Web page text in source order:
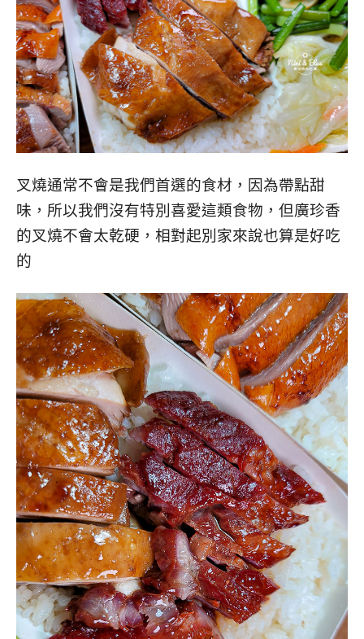
叉燒通常不會是我們首選的食材，因為帶點甜
味，所以我們沒有特別喜愛這類食物，但廣珍香
的叉燒不會太乾硬，相對起別家來說也算是好吃
的